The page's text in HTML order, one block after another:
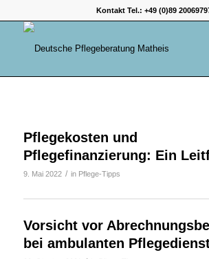
Kontakt Tel.: +49 (0)89
Pflegekosten und
Pflegefinanzierung: Ein
9. Mai 2022 / in Pflege-Tipps
Vorsicht vor
bei ambulanten